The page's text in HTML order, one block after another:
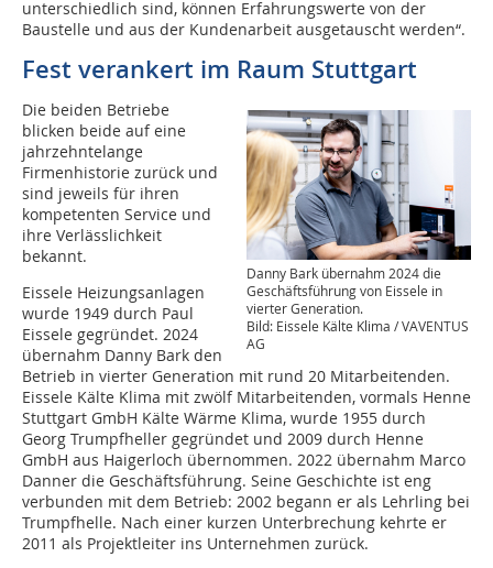
unterschiedlich sind, können Erfahrungswerte von der
Baustelle und aus der Kundenarbeit ausgetauscht werden“.
Fest verankert im Raum Stuttgart
Danny Bark übernahm 2024 die
Geschäftsführung von Eissele in
vierter Generation.
Bild: Eissele Kälte Klima / VAVENTUS
AG
Die beiden Betriebe
blicken beide auf eine
jahrzehntelange
Firmenhistorie zurück und
sind jeweils für ihren
kompetenten Service und
ihre Verlässlichkeit
bekannt.
Eissele Heizungsanlagen
wurde 1949 durch Paul
Eissele gegründet. 2024
übernahm Danny Bark den
Betrieb in vierter Generation mit rund 20 Mitarbeitenden.
Eissele Kälte Klima mit zwölf Mitarbeitenden, vormals Henne
Stuttgart GmbH Kälte Wärme Klima, wurde 1955 durch
Georg Trumpfheller gegründet und 2009 durch Henne
GmbH aus Haigerloch übernommen. 2022 übernahm Marco
Danner die Geschäftsführung. Seine Geschichte ist eng
verbunden mit dem Betrieb: 2002 begann er als Lehrling bei
Trumpfhelle. Nach einer kurzen Unterbrechung kehrte er
2011 als Projektleiter ins Unternehmen zurück.